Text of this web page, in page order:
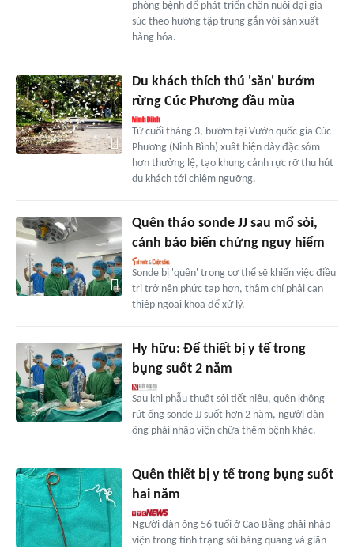
phòng bệnh để phát triển chăn nuôi đại gia
súc theo hướng tập trung gắn với sản xuất
hàng hóa.
Du khách thích thú 'săn' bướm
rừng Cúc Phương đầu mùa
Từ cuối tháng 3, bướm tại Vườn quốc gia Cúc
Phương (Ninh Bình) xuất hiện dày đặc sớm
hơn thường lệ, tạo khung cảnh rực rỡ thu hút
du khách tới chiêm ngưỡng.
Quên tháo sonde JJ sau mổ sỏi,
cảnh báo biến chứng nguy hiểm
Sonde bị 'quên' trong cơ thể sẽ khiến việc điều
trị trở nên phức tạp hơn, thậm chí phải can
thiệp ngoại khoa để xử lý.
Hy hữu: Để thiết bị y tế trong
bụng suốt 2 năm
Sau khi phẫu thuật sỏi tiết niệu, quên không
rút ống sonde JJ suốt hơn 2 năm, người đàn
ông phải nhập viện chữa thêm bệnh khác.
Quên thiết bị y tế trong bụng suốt
hai năm
Người đàn ông 56 tuổi ở Cao Bằng phải nhập
viện trong tình trạng sỏi bàng quang và giãn